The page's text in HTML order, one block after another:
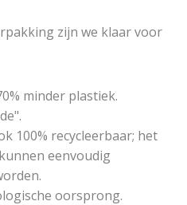
zijn we klaar voor
minder plastiek.
100% recycleerbaar; het
eenvoudig
oorsprong.